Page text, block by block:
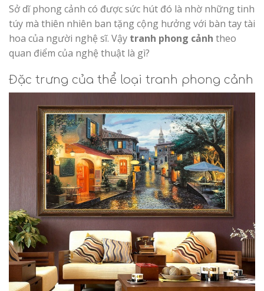
Sở dĩ phong cảnh có được sức hút đó là nhờ những tinh
túy mà thiên nhiên ban tặng cộng hưởng với bàn tay tài
hoa của người nghệ sĩ. Vậy tranh phong cảnh theo
quan điểm của nghệ thuật là gì?
Đặc trưng của thể loại tranh phong cảnh